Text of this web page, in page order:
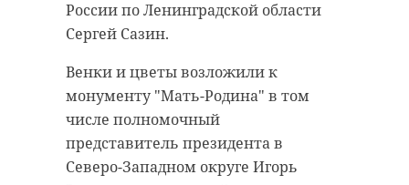
России по Ленинградской области
Сергей Сазин.
Венки и цветы возложили к
монументу "Мать-Родина" в том
числе полномочный
представитель президента в
Северо-Западном округе Игорь
павших.
После полудня колонна прибыла в
деревню Коккорево к мемориалу
"Разорванное кольцо", где прошло
главное торжественное
мероприятие "Все вместе, плечом
к плечу!". Здесь состоялись